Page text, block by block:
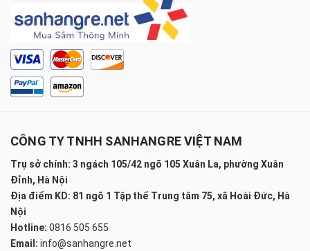
CÔNG TY TNHH SANHANGRE VIỆT NAM
Trụ sở chính: 3 ngách 105/42 ngõ 105 Xuân La, phường Xuân
Đỉnh, Hà Nội
Địa điểm KD: 81 ngõ 1 Tập thể Trung tâm 75, xã Hoài Đức, Hà
Nội
Hotline: 0816 505 655
Email: info@sanhangre.net